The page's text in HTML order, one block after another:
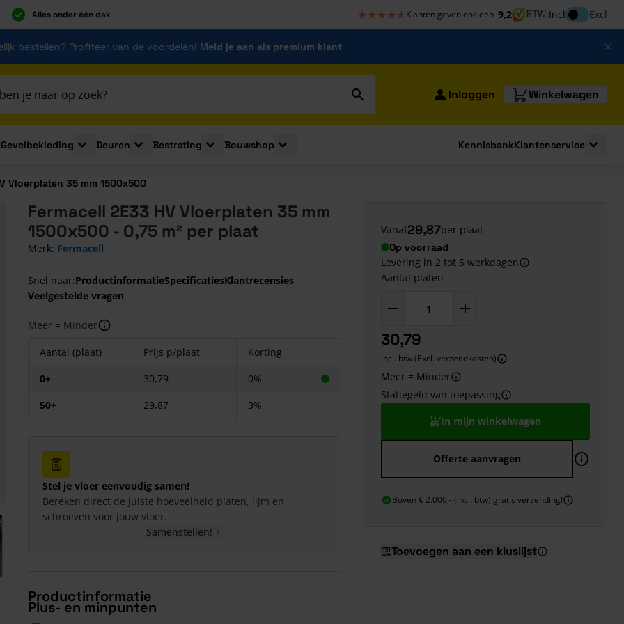
Alles onder één dak ★★★★★
★★★★★ Klanten geven ons een 9,2 BTW:InclInclusief btw
Excl
bestellen? Profiteer van de voordelen! Meld je aan als premium klant
Inloggen Winkelwagen
Plaatmaterialen
submenu for Isolatie
Gevelbekleding
Toggle submenu for Gevelbekleding
Deuren
Toggle submenu for Deuren
Bestrating
Toggle submenu for Bestrating
Bouwshop
Toggle submenu for Bouwshop
KennisbankKlantenservice
Vloerplaten 35 mm 1500x500
image
Fermacell 2E33 HV Vloerplaten 35 mm
1500x500 - 0,75 m² per plaat
Merk: Fermacell
Snel naar:ProductinformatieSpecificatiesKlantrecensies
Veelgestelde vragen
Meer = Minder
Aantal (plaat) Prijs p/plaat
Korting
0+
30,79
0%
50+
29,87 3%
Stel je vloer eenvoudig samen!
Bereken direct de juiste hoeveelheid platen, lijm en
schroeven voor jouw vloer.
Samenstellen!
Productinformatie
Plus- en minpunten
Vanaf29,87per plaat
Op voorraad
Levering in 2 tot 5 werkdagen
Aantal platen
30,79
incl. btw (Excl. verzendkosten)
Meer = Minder
Statiegeld van toepassing
In mijn winkelwagen
Offerte aanvragen
Boven € 2.000,- (incl. btw) gratis verzending!
Toevoegen aan een kluslijst